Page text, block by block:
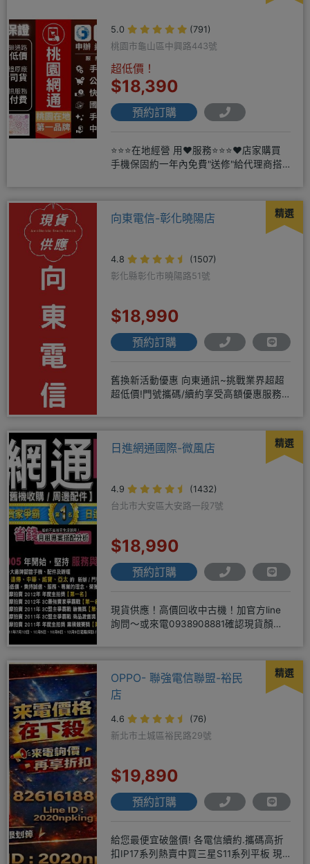
5.0
(791)
桃園市龜山區中興路443號
超低價！
$18,390
預約訂購
⭐⭐⭐在地經營 用❤️服務⭐⭐⭐❤️店家購買
手機保固約一年內免費"送修"給代理商搭
精選
向東電信-彰化曉陽店
4.8
(1507)
彰化縣彰化市曉陽路51號
$18,990
預約訂購
舊換新活動優惠 向東通訊~挑戰業界超超
超低價!門號攜碼/續約享受高額優惠服務
精選
日進網通國際-微風店
4.9
(1432)
台北市大安區大安路一段7號
$18,990
預約訂購
現貨供應！高價回收中古機！加官方line
詢問～或來電0938908881確認現貨顏色
精選
OPPO- 聯強電信聯盟-裕民
店
4.6
(76)
新北市土城區裕民路29號
$19,890
預約訂購
給您最便宜破盤價! 各電信續約.攜碼高折
扣IP17系列熱賣中買三星S11系列平板 現